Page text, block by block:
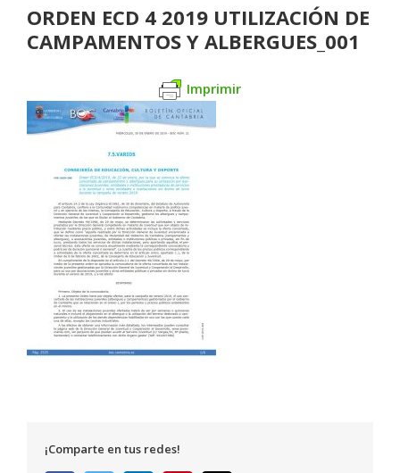
ORDEN ECD 4 2019 UTILIZACIÓN DE
CAMPAMENTOS Y ALBERGUES_001
Imprimir
¡Comparte en tus redes!